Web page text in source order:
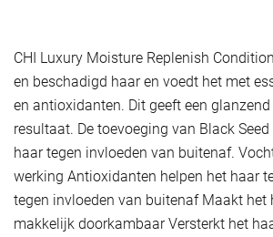
CHI Luxury Moisture Replenish
en beschadigd haar en voedt het met
en antioxidanten. Dit geeft een
resultaat. De toevoeging van Black
haar tegen invloeden van buitenaf.
werking Antioxidanten helpen het haar
tegen invloeden van buitenaf Maakt het
makkelijk doorkambaar Versterkt het